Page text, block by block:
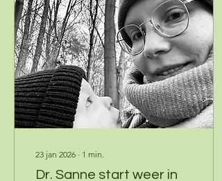
23 jan 2026 ∙ 1 min.
Dr. Sanne start weer in